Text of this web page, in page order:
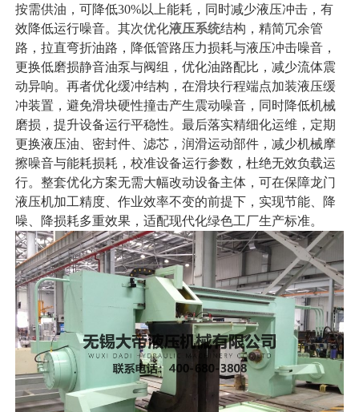
按需供油，可降低30%以上能耗，同时减少液压冲击，有
效降低运行噪音。其次优化液压系统结构，精简冗余管
路，拉直弯折油路，降低管路压力损耗与液压冲击噪音，
更换低磨损静音油泵与阀组，优化油路配比，减少流体震
动异响。再者优化缓冲结构，在滑块行程端点加装液压缓
冲装置，避免滑块硬性撞击产生震动噪音，同时降低机械
磨损，提升设备运行平稳性。最后落实精细化运维，定期
更换液压油、密封件、滤芯，润滑运动部件，减少机械摩
擦噪音与能耗损耗，校准设备运行参数，杜绝无效负载运
行。整套优化方案无需大幅改动设备主体，可在保障龙门
液压机加工精度、作业效率不变的前提下，实现节能、降
噪、降损耗多重效果，适配现代化绿色工厂生产标准。